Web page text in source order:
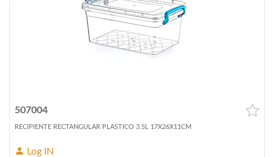
507004
RECIPIENTE RECTANGULAR PLASTICO 3.5L 17X26X11CM
Log IN